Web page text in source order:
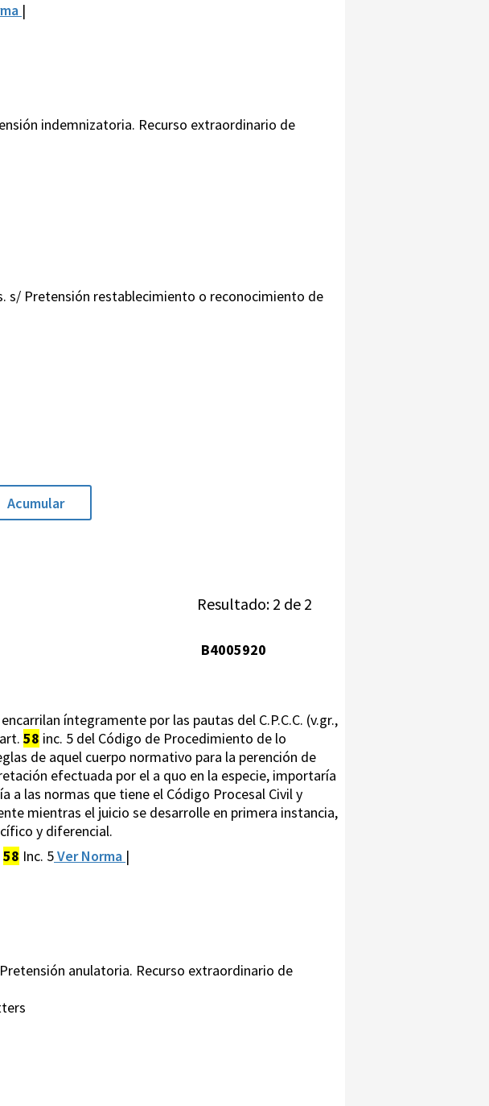
|
indemnizatoria. Recurso extraordinario de
s/ Pretensión restablecimiento o reconocimiento de
Acumular
Resultado: 2 de 2
B4005920
íntegramente por las pautas del C.P.C.C. (v.gr.,
58 inc. 5 del Código de Procedimiento de lo
de aquel cuerpo normativo para la perención de
efectuada por el a quo en la especie, importaría
las normas que tiene el Código Procesal Civil y
mientras el juicio se desarrolle en primera instancia,
y diferencial.
58 Inc. 5Ver Norma |
anulatoria. Recurso extraordinario de